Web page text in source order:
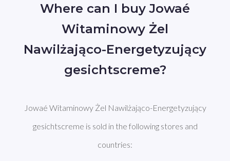
Where can I buy Jowaé
Witaminowy Żel
Nawilżająco-Energetyzujący
gesichtscreme?
Jowaé Witaminowy Żel Nawilżająco-Energetyzujący
gesichtscreme is sold in the following stores and
countries: